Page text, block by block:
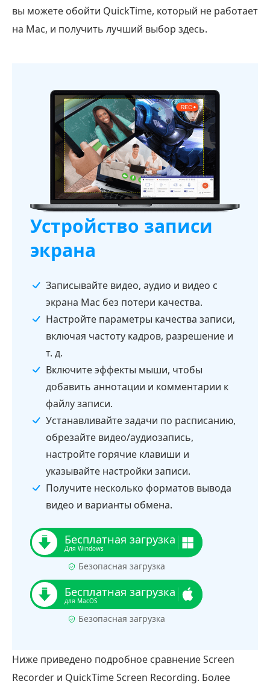
вы можете обойти QuickTime, который не работает
на Mac, и получить лучший выбор здесь.
Устройство записи
экрана
Записывайте видео, аудио и видео с
экрана Mac без потери качества.
Настройте параметры качества записи,
включая частоту кадров, разрешение и
т. д.
Включите эффекты мыши, чтобы
добавить аннотации и комментарии к
файлу записи.
Устанавливайте задачи по расписанию,
обрезайте видео/аудиозапись,
настройте горячие клавиши и
указывайте настройки записи.
Получите несколько форматов вывода
видео и варианты обмена.
Безопасная загрузка
Безопасная загрузка
Ниже приведено подробное сравнение Screen
Recorder и QuickTime Screen Recording. Более